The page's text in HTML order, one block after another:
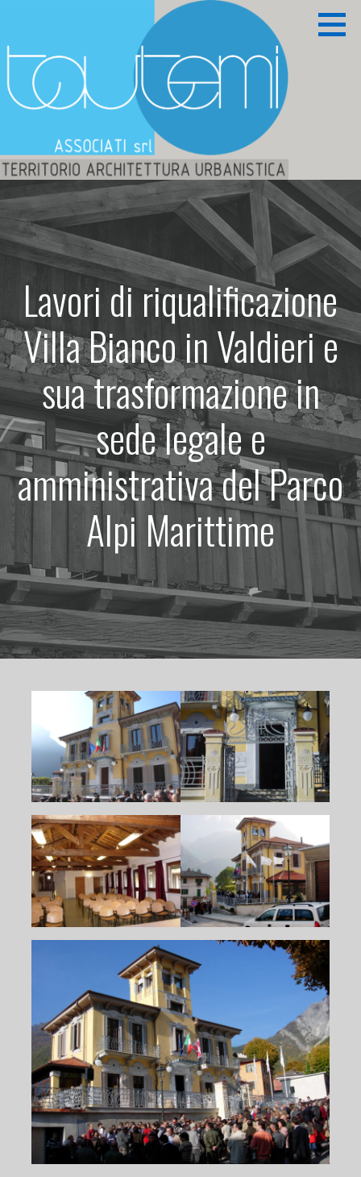
contenuto
TAUTEMI ASSOCIATI S.R.L.
Territorio Architettura Urbanistica
Lavori di riqualificazione
Villa Bianco in Valdieri e
sua trasformazione in
sede legale e
amministrativa del Parco
Alpi Marittime